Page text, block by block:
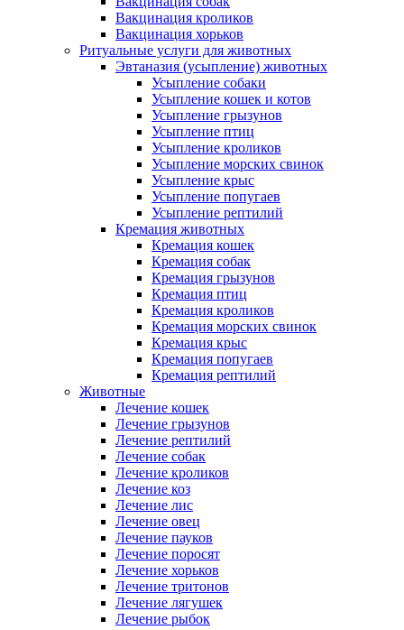
Вакцинация кроликов
Вакцинация хорьков
Ритуальные услуги для животных
Эвтаназия (усыпление) животных
Усыпление собаки
Усыпление кошек и котов
Усыпление грызунов
Усыпление птиц
Усыпление кроликов
Усыпление морских свинок
Усыпление крыс
Усыпление попугаев
Усыпление рептилий
Кремация животных
Кремация кошек
Кремация собак
Кремация грызунов
Кремация птиц
Кремация кроликов
Кремация морских свинок
Кремация крыс
Кремация попугаев
Кремация рептилий
Животные
Лечение кошек
Лечение грызунов
Лечение рептилий
Лечение собак
Лечение кроликов
Лечение коз
Лечение лис
Лечение овец
Лечение пауков
Лечение поросят
Лечение хорьков
Лечение тритонов
Лечение лягушек
Лечение рыбок